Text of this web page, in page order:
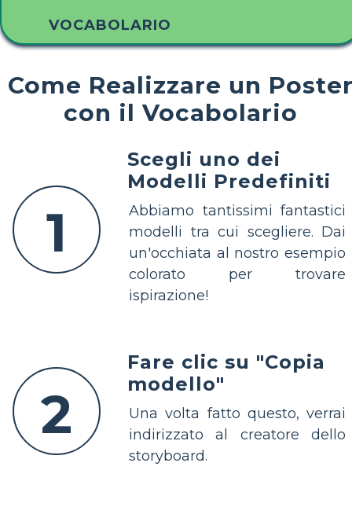
VOCABOLARIO
Come Realizzare un
con il Vocabolario
1
Scegli uno dei
Modelli Predefiniti
Abbiamo tantissimi fantastici
modelli tra cui scegliere. Dai
un'occhiata al nostro esempio
colorato per trovare
ispirazione!
2
Fare clic su "Copia
modello"
Una volta fatto questo, verrai
indirizzato al creatore dello
storyboard.